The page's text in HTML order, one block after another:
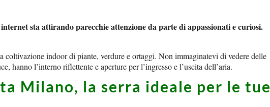
sta attirando parecchie attenzione da parte di appassionati e curiosi.
coltivazione indoor di piante, verdure e ortaggi. Non immaginatevi di vedere delle
hanno l’interno riflettente e aperture per l’ingresso e l’uscita dell’aria.
Milano, la serra ideale per le tue